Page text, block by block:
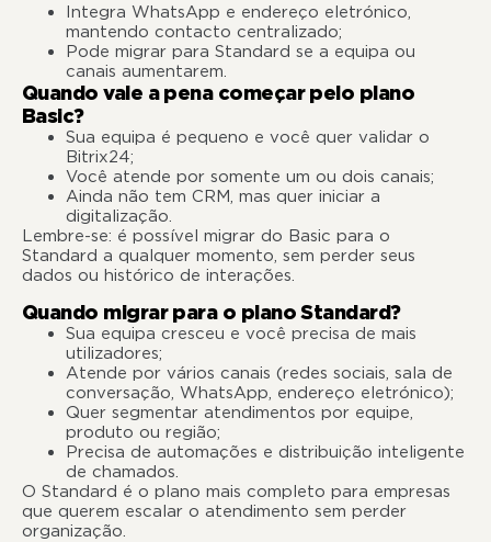
Integra WhatsApp e endereço eletrónico,
mantendo contacto centralizado;
Pode migrar para Standard se a equipa ou
canais aumentarem.
Quando vale a pena começar pelo plano
Basic?
Sua equipa é pequeno e você quer validar o
Bitrix24;
Você atende por somente um ou dois canais;
Ainda não tem CRM, mas quer iniciar a
digitalização.
Lembre-se: é possível migrar do Basic para o
Standard a qualquer momento, sem perder seus
dados ou histórico de interações.
Quando migrar para o plano Standard?
Sua equipa cresceu e você precisa de mais
utilizadores;
Atende por vários canais (redes sociais, sala de
conversação, WhatsApp, endereço eletrónico);
Quer segmentar atendimentos por equipe,
produto ou região;
Precisa de automações e distribuição inteligente
de chamados.
O Standard é o plano mais completo para empresas
que querem escalar o atendimento sem perder
organização.